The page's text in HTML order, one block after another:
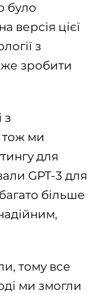
було
версія цієї
з
зробити
з
тож ми
для
GPT-3 для
більше
тому все
ми змогли